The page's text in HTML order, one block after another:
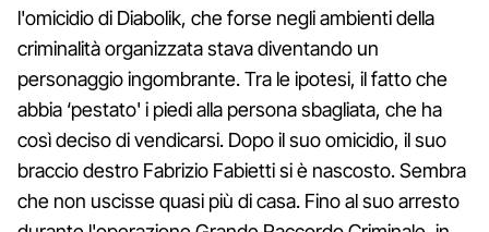
l'omicidio di Diabolik, che forse negli ambienti della
criminalità organizzata stava diventando un
personaggio ingombrante. Tra le ipotesi, il fatto che
abbia ‘pestato' i piedi alla persona sbagliata, che ha
così deciso di vendicarsi. Dopo il suo omicidio, il suo
braccio destro Fabrizio Fabietti si è nascosto. Sembra
che non uscisse quasi più di casa. Fino al suo arresto